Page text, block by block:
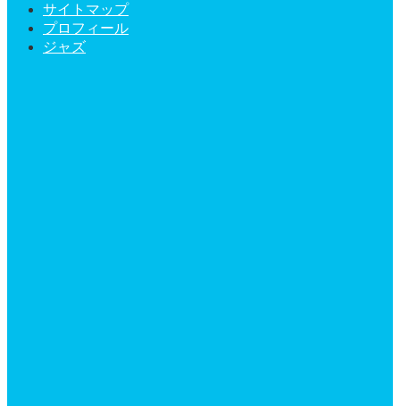
サイトマップ
プロフィール
ジャズ